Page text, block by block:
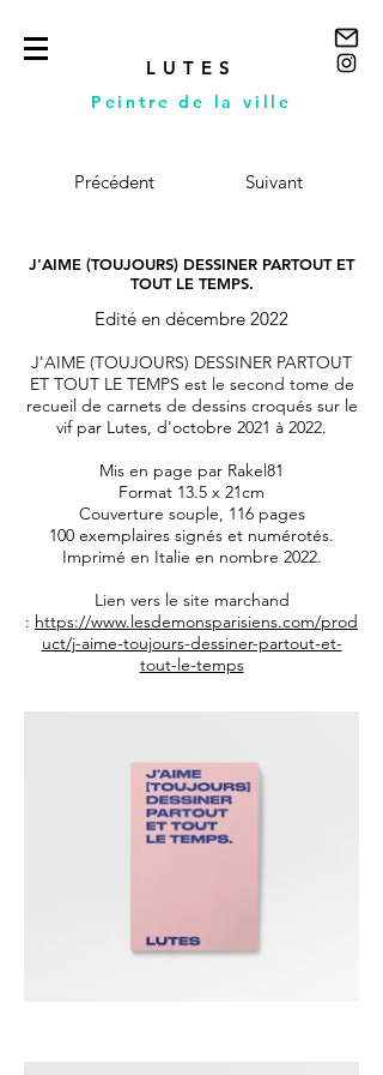
LUTES
Peintre de la ville
Précédent Suivant
J'AIME (TOUJOURS) DESSINER PARTOUT ET
TOUT LE TEMPS.
Edité en décembre 2022
J'AIME (TOUJOURS) DESSINER PARTOUT
ET TOUT LE TEMPS est le second tome de
recueil de carnets de dessins croqués sur le
vif par Lutes, d'octobre 2021 à 2022.
Mis en page par Rakel81
Format 13.5 x 21cm
Couverture souple, 116 pages
100 exemplaires signés et numérotés.
Imprimé en Italie en nombre 2022.
Lien vers le site marchand
: https://www.lesdemonsparisiens.com/prod
uct/j-aime-toujours-dessiner-partout-et-
tout-le-temps